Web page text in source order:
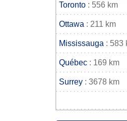
Toronto : 556 km
Ottawa : 211 km
Mississauga : 583
Québec : 169 km
Surrey : 3678 km